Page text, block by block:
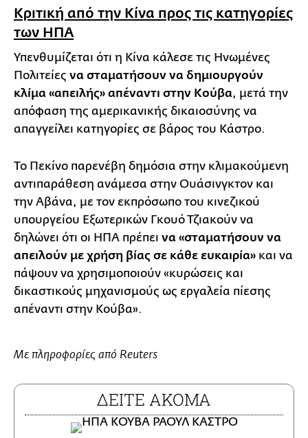
Κριτική από την Κίνα προς τις κατηγορίες
των ΗΠΑ
Υπενθυμίζεται ότι η Κίνα κάλεσε τις Ηνωμένες
Πολιτείες να σταματήσουν να δημιουργούν
κλίμα «απειλής» απέναντι στην Κούβα, μετά την
απόφαση της αμερικανικής δικαιοσύνης να
απαγγείλει κατηγορίες σε βάρος του Κάστρο.
Το Πεκίνο παρενέβη δημόσια στην κλιμακούμενη
αντιπαράθεση ανάμεσα στην Ουάσινγκτον και
την Αβάνα, με τον εκπρόσωπο του κινεζικού
υπουργείου Εξωτερικών Γκουό Τζιακούν να
δηλώνει ότι οι ΗΠΑ πρέπει να «σταματήσουν να
απειλούν με χρήση βίας σε κάθε ευκαιρία» και να
πάψουν να χρησιμοποιούν «κυρώσεις και
δικαστικούς μηχανισμούς ως εργαλεία πίεσης
απέναντι στην Κούβα».
Με πληροφορίες από Reuters
ΔΕΙΤΕ ΑΚΟΜΑ